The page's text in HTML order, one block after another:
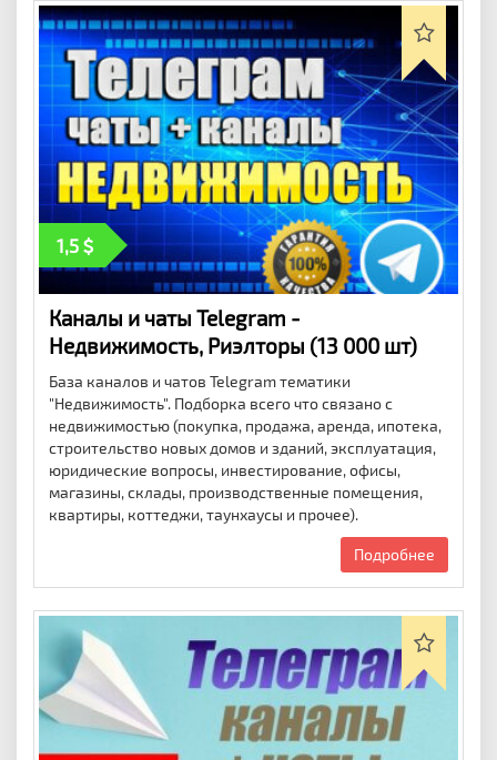
1,5
Каналы и чаты Telegram -
Недвижимость, Риэлторы (13 000 шт)
База каналов и чатов Telegram тематики
"Недвижимость". Подборка всего что связано с
недвижимостью (покупка, продажа, аренда, ипотека,
строительство новых домов и зданий, эксплуатация,
юридические вопросы, инвестирование, офисы,
магазины, склады, производственные помещения,
квартиры, коттеджи, таунхаусы и прочее).
Подробнее